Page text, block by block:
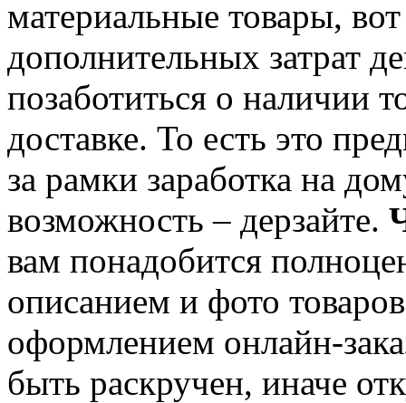
материальные товары,
дополнительных затрат
позаботиться о наличии
доставке. То есть это
за рамки заработка на
возможность – дерзайте.
вам понадобится
описанием и фото
оформлением онлайн-
быть раскручен, иначе